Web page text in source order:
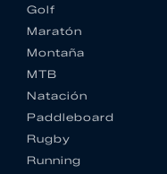
Golf
Maratón
Montaña
MTB
Natación
Paddleboard
Rugby
Running